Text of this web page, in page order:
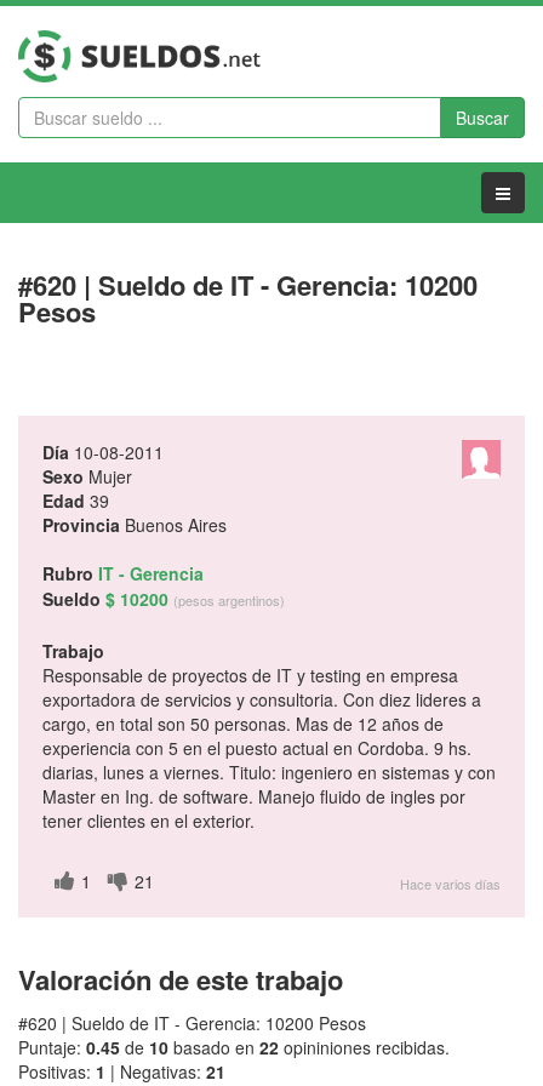
Buscar
Menu
#620 | Sueldo de IT - Gerencia: 10200
Pesos
Día 10-08-2011
Sexo Mujer
Edad 39
Provincia Buenos Aires
Rubro IT - Gerencia
Sueldo $ 10200 (pesos argentinos)
Trabajo
Responsable de proyectos de IT y testing en empresa
exportadora de servicios y consultoria. Con diez lideres a
cargo, en total son 50 personas. Mas de 12 años de
experiencia con 5 en el puesto actual en Cordoba. 9 hs.
diarias, lunes a viernes. Titulo: ingeniero en sistemas y con
Master en Ing. de software. Manejo fluido de ingles por
tener clientes en el exterior.
1 21 Hace varios días
Valoración de este trabajo
#620 | Sueldo de IT - Gerencia: 10200 Pesos
Puntaje: 0.45 de 10 basado en 22 opininiones recibidas.
Positivas: 1 | Negativas: 21